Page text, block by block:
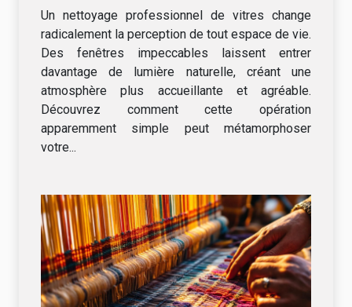
espace de vie ?
Un nettoyage professionnel de vitres change
radicalement la perception de tout espace de vie.
Des fenêtres impeccables laissent entrer
davantage de lumière naturelle, créant une
atmosphère plus accueillante et agréable.
Découvrez comment cette opération
apparemment simple peut métamorphoser
votre...